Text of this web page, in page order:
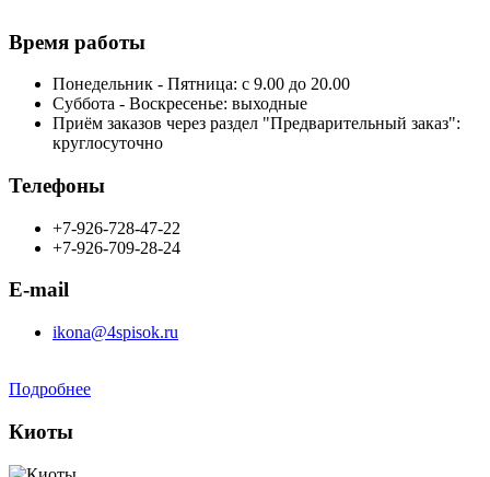
Время работы
Понедельник - Пятница: с 9.00 до 20.00
Суббота - Воскресенье: выходные
Приём заказов через раздел "Предварительный заказ":
круглосуточно
Телефоны
+7-926-728-47-22
+7-926-709-28-24
E-mail
ikona@4spisok.ru
Подробнее
Киоты